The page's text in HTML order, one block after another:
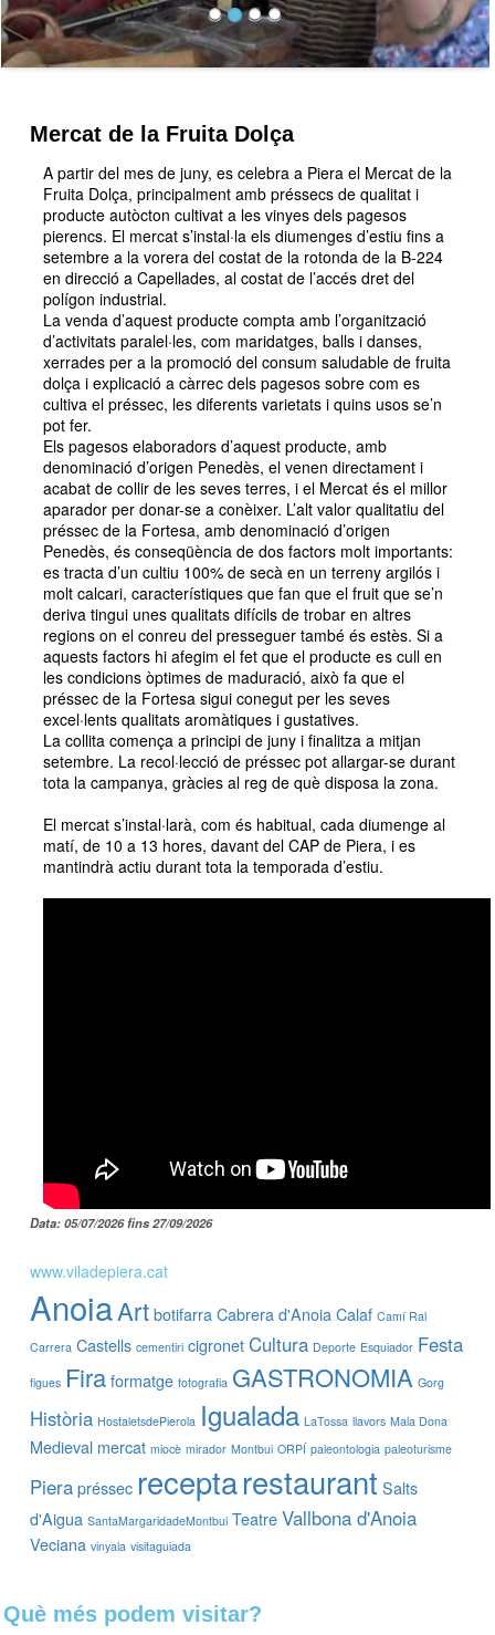
Mercat de la Fruita Dolça
A partir del mes de juny, es celebra a Piera el Mercat de la
Fruita Dolça, principalment amb préssecs de qualitat i
producte autòcton cultivat a les vinyes dels pagesos
pierencs. El mercat s’instal·la els diumenges d’estiu fins a
setembre a la vorera del costat de la rotonda de la B-224
en direcció a Capellades, al costat de l’accés dret del
polígon industrial.
La venda d’aquest producte compta amb l’organització
d’activitats paralel·les, com maridatges, balls i danses,
xerrades per a la promoció del consum saludable de fruita
dolça i explicació a càrrec dels pagesos sobre com es
cultiva el préssec, les diferents varietats i quins usos se’n
pot fer.
Els pagesos elaboradors d’aquest producte, amb
denominació d’origen Penedès, el venen directament i
acabat de collir de les seves terres, i el Mercat és el millor
aparador per donar-se a conèixer. L’alt valor qualitatiu del
préssec de la Fortesa, amb denominació d’origen
Penedès, és conseqüència de dos factors molt importants:
es tracta d’un cultiu 100% de secà en un terreny argilós i
molt calcari, característiques que fan que el fruit que se’n
deriva tingui unes qualitats difícils de trobar en altres
regions on el conreu del presseguer també és estès. Si a
aquests factors hi afegim el fet que el producte es cull en
les condicions òptimes de maduració, això fa que el
préssec de la Fortesa sigui conegut per les seves
excel·lents qualitats aromàtiques i gustatives.
La collita comença a principi de juny i finalitza a mitjan
setembre. La recol·lecció de préssec pot allargar-se durant
tota la campanya, gràcies al reg de què disposa la zona.
El mercat s’instal·larà, com és habitual, cada diumenge al
matí, de 10 a 13 hores, davant del CAP de Piera, i es
mantindrà actiu durant tota la temporada d’estiu.
Data: 05/07/2026 fins 27/09/2026
www.viladepiera.cat
AnoiaArt botifarra Cabrera d'Anoia Calaf Camí Ral
Carrera Castells cementiri cigronet Cultura Deporte Esquiador Festa
figues Fira formatge fotografia GASTRONOMIA Gorg
Història HostaletsdePierola Igualada LaTossa llavors Mala Dona
Medieval mercat miocè mirador Montbui ORPÍ paleontologia paleoturisme
Piera préssec receptarestaurant Salts
d'Aigua SantaMargaridadeMontbui Teatre Vallbona d'Anoia
Veciana vinyala visitaguiada
Què més podem visitar?